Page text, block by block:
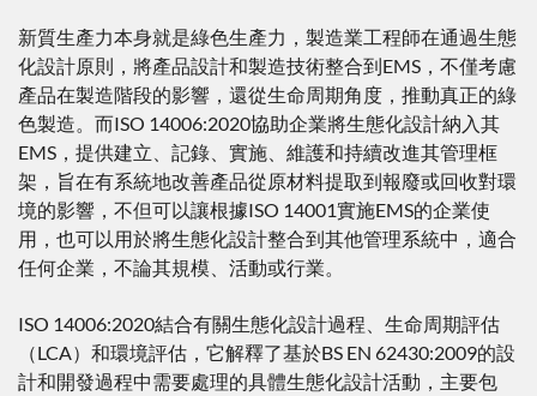
新質生產力本身就是綠色生產力，製造業工程師在通過生態
化設計原則，將產品設計和製造技術整合到EMS，不僅考慮
產品在製造階段的影響，還從生命周期角度，推動真正的綠
色製造。而ISO 14006:2020協助企業將生態化設計納入其
EMS，提供建立、記錄、實施、維護和持續改進其管理框
架，旨在有系統地改善產品從原材料提取到報廢或回收對環
境的影響，不但可以讓根據ISO 14001實施EMS的企業使
用，也可以用於將生態化設計整合到其他管理系統中，適合
任何企業，不論其規模、活動或行業。
ISO 14006:2020結合有關生態化設計過程、生命周期評估
（LCA）和環境評估，它解釋了基於BS EN 62430:2009的設
計和開發過程中需要處理的具體生態化設計活動，主要包